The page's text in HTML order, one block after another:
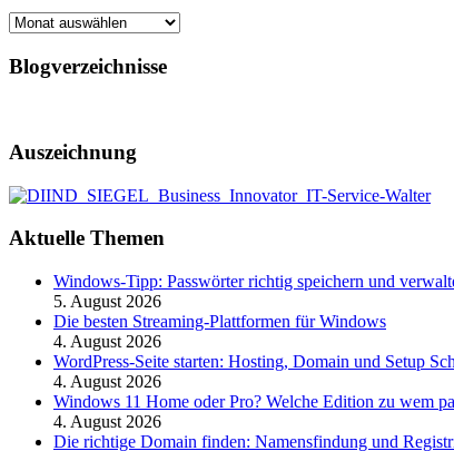
Archiv
Blogverzeichnisse
Auszeichnung
Aktuelle Themen
Windows-Tipp: Passwörter richtig speichern und
5. August 2026
Die besten Streaming-Plattformen für Windows
4. August 2026
WordPress-Seite starten: Hosting, Domain und Setup
4. August 2026
Windows 11 Home oder Pro? Welche Edition zu wem
4. August 2026
Die richtige Domain finden: Namensfindung und